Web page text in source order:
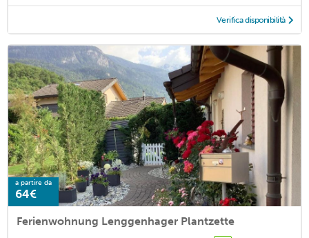
Verifica disponibilità
a partire da
64€
Ferienwohnung Lenggenhager Plantzette